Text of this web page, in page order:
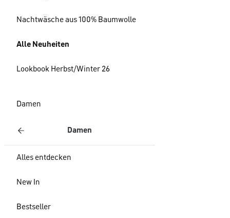
Nachtwäsche aus 100% Baumwolle
Alle Neuheiten
Lookbook Herbst/Winter 26
Damen
Damen
Alles entdecken
New In
Bestseller